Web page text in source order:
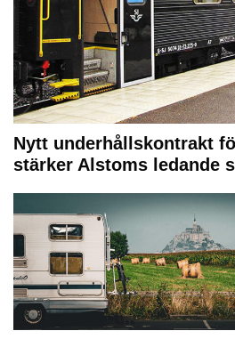
Nytt underhållskontrakt
stärker Alstoms ledande